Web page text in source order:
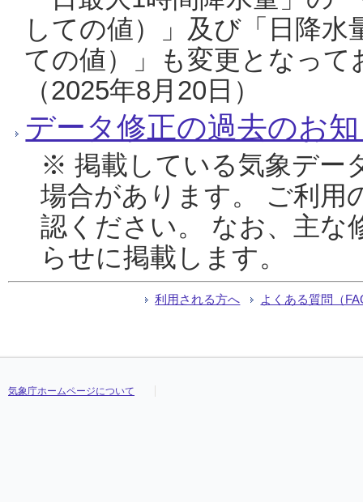
しての値）」及び「日降
ての値）」も変更となっ
（2025年8月20日）
データ修正の過去のお
※ 掲載している気象デー
場合があります。 ご利用
認ください。 なお、主な
らせに掲載します。
利用される方へ よくある質問（
気象庁ホームページについて